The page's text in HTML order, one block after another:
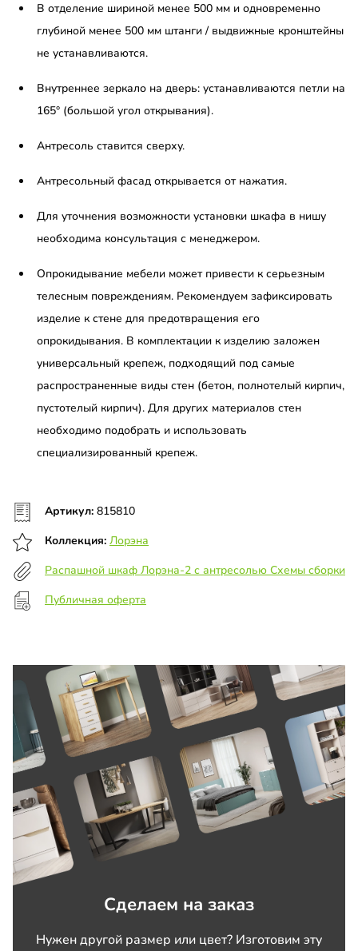
В отделение шириной менее 500 мм и одновременно
глубиной менее 500 мм штанги / выдвижные кронштейны
не устанавливаются.
Внутреннее зеркало на дверь: устанавливаются петли на
165° (большой угол открывания).
Антресоль ставится сверху.
Антресольный фасад открывается от нажатия.
Для уточнения возможности установки шкафа в нишу
необходима консультация с менеджером.
Опрокидывание мебели может привести к серьезным
телесным повреждениям. Рекомендуем зафиксировать
изделие к стене для предотвращения его
опрокидывания. В комплектации к изделию заложен
универсальный крепеж, подходящий под самые
распространенные виды стен (бетон, полнотелый кирпич,
пустотелый кирпич). Для других материалов стен
необходимо подобрать и использовать
специализированный крепеж.
Артикул: 815810
Коллекция: Лорэна
Распашной шкаф Лорэна-2 с антресолью Схемы сборки
Публичная оферта
Сделаем на заказ
Нужен другой размер или цвет? Изготовим эту